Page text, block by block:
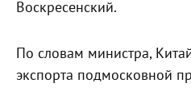
Воскресенский.
По словам министра,
экспорта подмосковной